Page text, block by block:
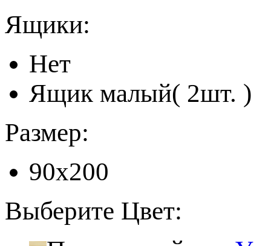
Ящики:
Нет
Ящик малый( 2шт. )
Размер:
90x200
Выберите Цвет: